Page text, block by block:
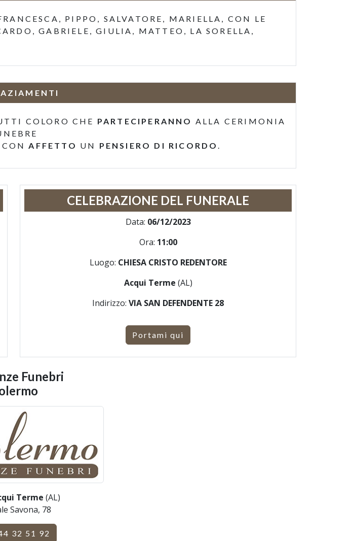
PIPPO, SALVATORE, MARIELLA, CON LE
GABRIELE, GIULIA, MATTEO, LA SORELLA,
COLORO CHE PARTECIPERANNO ALLA CERIMONIA
CONAFFETTO UN PENSIERO DI RICORDO.
CELEBRAZIONE DEL FUNERALE
Data: 06/12/2023
Ora: 11:00
Luogo: CHIESA CRISTO REDENTORE
Acqui Terme (AL)
Indirizzo: VIA SAN DEFENDENTE 28
Portami qui
Funebri
Terme (AL)
Savona, 78
32 51 92